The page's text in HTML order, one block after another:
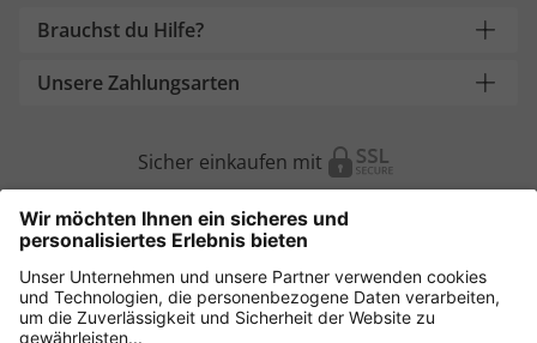
Brauchst du Hilfe?
Unsere Zahlungsarten
Sicher einkaufen mit
Weitere Onlineshops
Deutschland